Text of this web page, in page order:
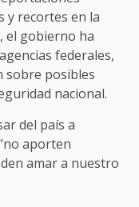
y recortes en la
el gobierno ha
federales,
sobre posibles
nacional.
del país a
aporten
amar a nuestro